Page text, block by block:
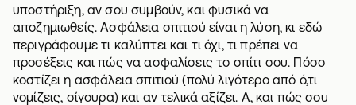
υποστήριξη, αν σου συμβούν, και φυσικά να
αποζημιωθείς.Ασφάλεια σπιτιού είναι η λύση, κι εδώ
περιγράφουμε τι καλύπτει και τι όχι, τι πρέπει να
προσέξεις και πώς να ασφαλίσεις το σπίτι σου. Πόσο
κοστίζει η ασφάλεια σπιτιού (πολύ λιγότερο από ό,τι
νομίζεις, σίγουρα) και αν τελικά αξίζει. Α, και πώς σου